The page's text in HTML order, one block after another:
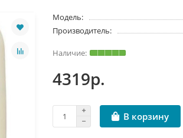
Модель:
Производитель:
4319р.
В корзину